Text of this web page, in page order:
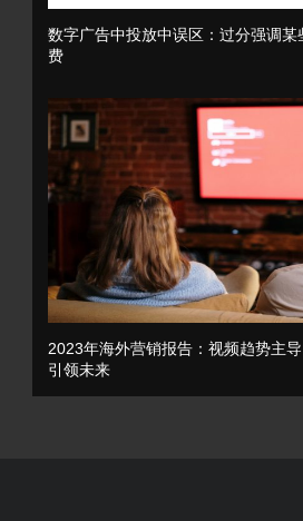
数字广告中投放中误区：过分强调某
费
2023年海外营销报告：视频趋势主
引领未来